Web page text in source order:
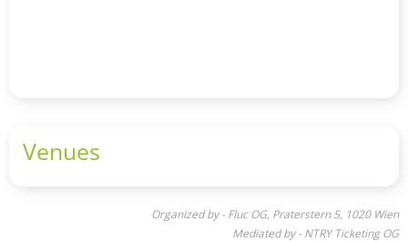
Venues
Organized by - Fluc OG, Praterstern 5, 1020 Wien
Mediated by - NTRY Ticketing OG